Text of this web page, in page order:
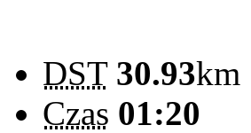
DST 30.93km
Czas 01:20